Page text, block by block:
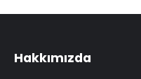
Hakkımızda